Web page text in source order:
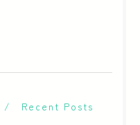
Recent Posts